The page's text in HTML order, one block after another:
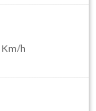
Km/h